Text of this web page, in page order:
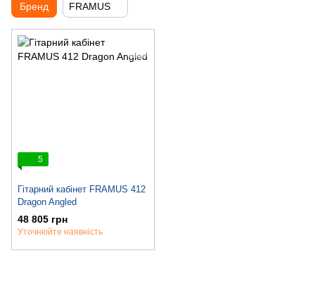
Бренд FRAMUS
5
Гітарний кабінет FRAMUS 412
Dragon Angled
48 805 грн
Уточнюйте наявність